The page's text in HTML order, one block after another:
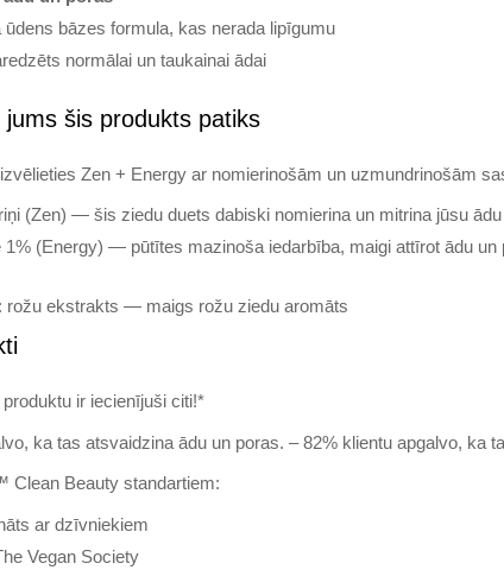
bāzes formula, kas nerada lipīgumu
normālai un taukainai ādai
jums šis produkts patiks
Zen + Energy ar nomierinošām un uzmundrinošām
(Zen) — šis ziedu duets dabiski nomierina un mitrina jūsu ādu
1% (Energy) — pūtītes mazinoša iedarbība, maigi attīrot ādu un
rožu ekstrakts — maigs rožu ziedu aromāts
ir iecienījuši citi!*
ka tas atsvaidzina ādu un poras. – 82% klientu apgalvo, ka
Clean Beauty standartiem:
ar dzīvniekiem
Vegan Society